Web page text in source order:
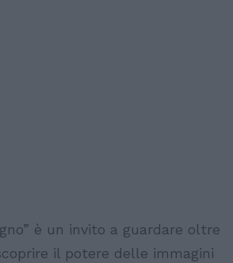
è un invito a guardare oltre
il potere delle immagini